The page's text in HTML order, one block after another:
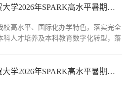
现将申请情况给予公示（具体情况和说
，任何个人和单位均可通过来信、来电
况。联系人：黄老师办公电话：020-
广东外语外贸大学2026年SPARK高水平暑期研学项目——“商业分析建模与决策优化”研学招生报名通知
校高水平、国际化办学特色，落实完全
科人才培养及本科教育数字化转型，落
Research and Knowledge）高广东外语外贸大学2026年SPARK高水平暑期研学项目——“机器学习方法及实际应用”研学招生报名通知